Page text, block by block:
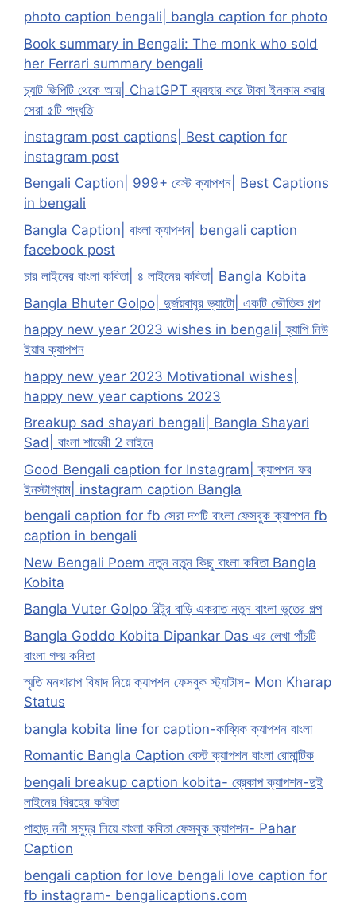
photo caption bengali| bangla caption for photo
Book summary in Bengali: The monk who sold
her Ferrari summary bengali
চ্যাট জিপিটি থেকে আয়| ChatGPT ব্যবহার করে টাকা ইনকাম করার
সেরা ৫টি পদ্ধতি
instagram post captions| Best caption for
instagram post
Bengali Caption| 999+ বেস্ট ক্যাপশন| Best Captions
in bengali
Bangla Caption| বাংলা ক্যাপশন| bengali caption
facebook post
চার লাইনের বাংলা কবিতা| ৪ লাইনের কবিতা| Bangla Kobita
Bangla Bhuter Golpo| দুর্জয়বাবুর ভ্যাটো| একটি ভৌতিক গল্প
happy new year 2023 wishes in bengali| হ্যাপি নিউ
ইয়ার ক্যাপশন
happy new year 2023 Motivational wishes|
happy new year captions 2023
Breakup sad shayari bengali| Bangla Shayari
Sad| বাংলা শায়েরী 2 লাইনে
Good Bengali caption for Instagram| ক্যাপশন ফর
ইনস্টাগ্রাম| instagram caption Bangla
bengali caption for fb সেরা দশটি বাংলা ফেসবুক ক্যাপশন fb
caption in bengali
New Bengali Poem নতুন নতুন কিছু বাংলা কবিতা Bangla
Kobita
Bangla Vuter Golpo বিল্টুর বাড়ি একরাত নতুন বাংলা ভুতের গল্প
Bangla Goddo Kobita Dipankar Das এর লেখা পাঁচটি
বাংলা গদ্য় কবিতা
স্মৃতি মনখারাপ বিষাদ নিয়ে ক্যাপশন ফেসবুক স্ট্যাটাস- Mon Kharap
Status
bangla kobita line for caption-কাব্যিক ক্যাপশন বাংলা
Romantic Bangla Caption বেস্ট ক্যাপশন বাংলা রোমান্টিক
bengali breakup caption kobita- ব্রেকাপ ক্যাপশন-দুই
লাইনের বিরহের কবিতা
পাহাড় নদী সমুদ্র নিয়ে বাংলা কবিতা ফেসবুক ক্যাপশন- Pahar
Caption
bengali caption for love bengali love caption for
fb instagram- bengalicaptions.com